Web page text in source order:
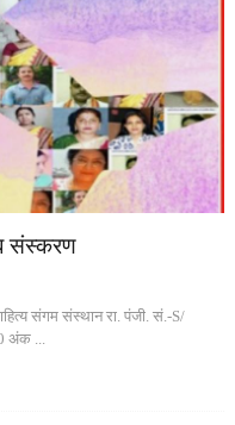
संस्करण
संगम संस्थान रा. पंजी. सं.-S/
अंक ...